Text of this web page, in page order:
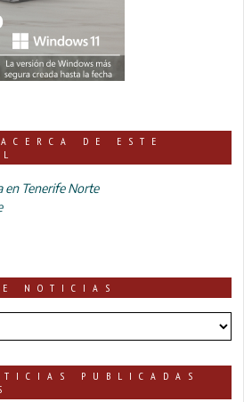
DE ESTE
en Tenerife Norte
NOTICIAS
PUBLICADAS